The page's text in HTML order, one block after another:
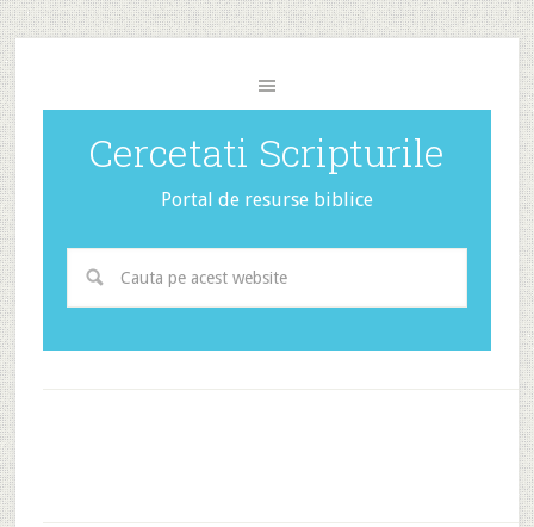
Cercetati Scripturile
Portal de resurse biblice